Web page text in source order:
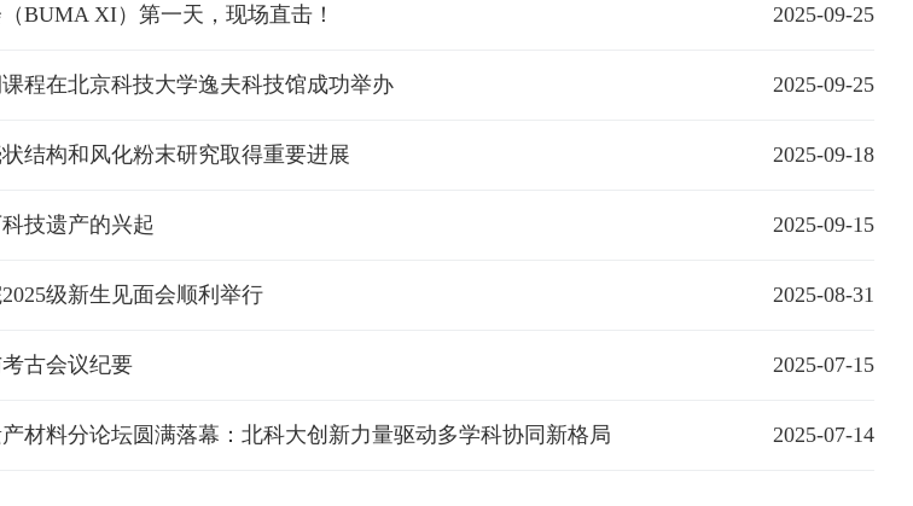
2025-09-25
BUMA XI）第一天，现场直击！
2025-09-25
程在北京科技大学逸夫科技馆成功举办
2025-09-18
结构和风化粉末研究取得重要进展
2025-09-15
技遗产的兴起
2025-08-31
级新生见面会顺利举行
2025-07-15
古会议纪要
2025-07-14
材料分论坛圆满落幕：北科大创新力量驱动多学科协同新格局